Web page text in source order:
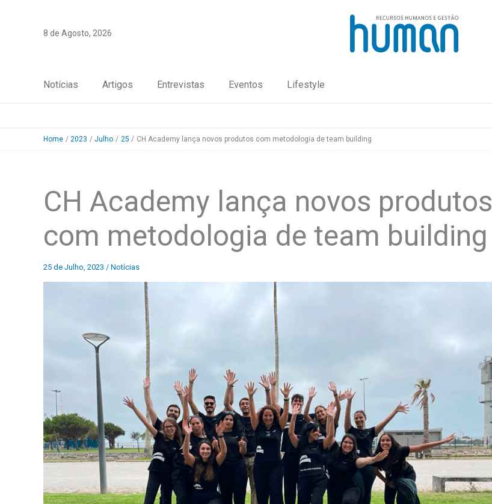
8 de Agosto, 2026
Notícias Artigos Entrevistas Eventos Lifestyle
Home 2023 Julho 25 CH Academy lança novos produtos com metodologia de team building
CH Academy lança novos produtos
com metodologia de team building
25 de Julho, 2023 / Notícias